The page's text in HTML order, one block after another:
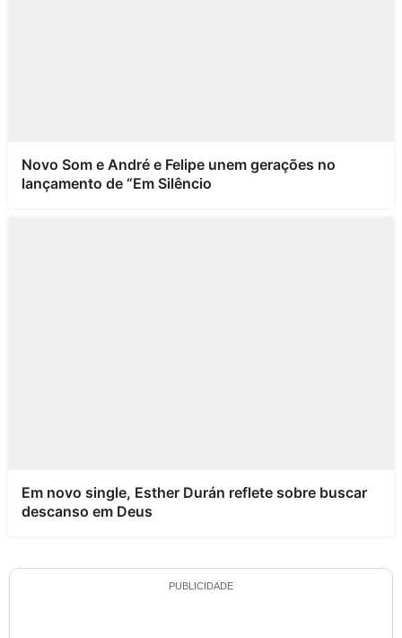
Novo Som e André e Felipe unem gerações no
lançamento de “Em Silêncio
Em novo single, Esther Durán reflete sobre buscar
descanso em Deus
PUBLICIDADE